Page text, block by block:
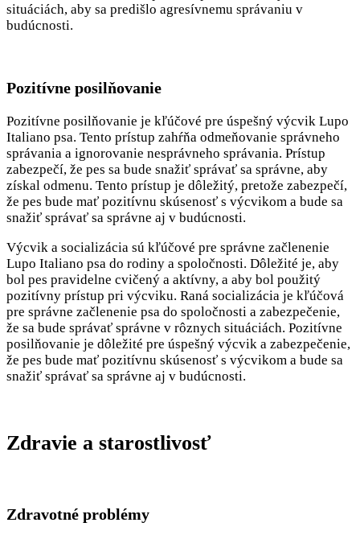
situáciách, aby sa predišlo agresívnemu správaniu v
budúcnosti.
Pozitívne posilňovanie
Pozitívne posilňovanie je kľúčové pre úspešný výcvik Lupo
Italiano psa. Tento prístup zahŕňa odmeňovanie správneho
správania a ignorovanie nesprávneho správania. Prístup
zabezpečí, že pes sa bude snažiť správať sa správne, aby
získal odmenu. Tento prístup je dôležitý, pretože zabezpečí,
že pes bude mať pozitívnu skúsenosť s výcvikom a bude sa
snažiť správať sa správne aj v budúcnosti.
Výcvik a socializácia sú kľúčové pre správne začlenenie
Lupo Italiano psa do rodiny a spoločnosti. Dôležité je, aby
bol pes pravidelne cvičený a aktívny, a aby bol použitý
pozitívny prístup pri výcviku. Raná socializácia je kľúčová
pre správne začlenenie psa do spoločnosti a zabezpečenie,
že sa bude správať správne v rôznych situáciách. Pozitívne
posilňovanie je dôležité pre úspešný výcvik a zabezpečenie,
že pes bude mať pozitívnu skúsenosť s výcvikom a bude sa
snažiť správať sa správne aj v budúcnosti.
Zdravie a starostlivosť
Zdravotné problémy